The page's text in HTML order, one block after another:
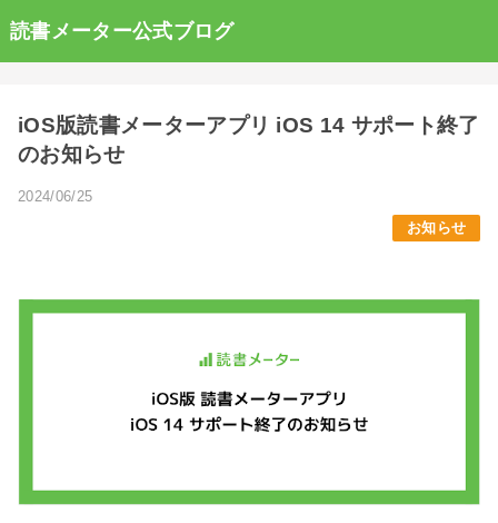
読書メーター公式ブログ
iOS版読書メーターアプリ iOS 14 サポート終了
のお知らせ
2024/06/25
お知らせ